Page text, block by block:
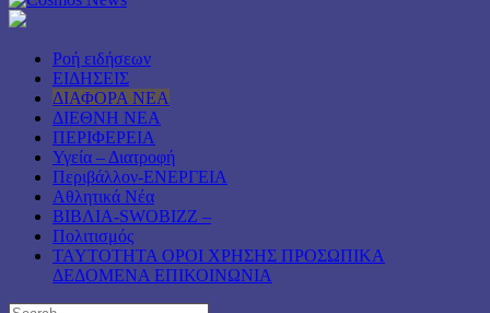
Ροή ειδήσεων
ΕΙΔΗΣΕΙΣ
ΔΙΑΦΟΡΑ ΝΕΑ
ΔΙΕΘΝΗ ΝΕΑ
ΠΕΡΙΦΕΡΕΙΑ
Υγεία – Διατροφή
Περιβάλλον-ΕΝΕΡΓΕΙΑ
Αθλητικά Νέα
ΒΙΒΛΙΑ-SWOBIZZ –
Πολιτισμός
TAYTOTHTA ΟΡΟΙ ΧΡΗΣΗΣ ΠΡΟΣΩΠΙΚΑ
ΔΕΔΟΜΕΝΑ ΕΠΙΚΟΙΝΩΝΙΑ